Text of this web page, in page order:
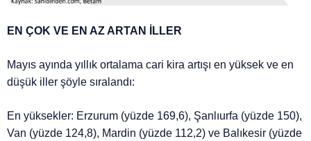
EN ÇOK VE EN AZ ARTAN İLLER
Mayıs ayında yıllık ortalama cari kira artışı en yüksek ve en
düşük iller şöyle sıralandı:
En yüksekler: Erzurum (yüzde 169,6), Şanlıurfa (yüzde 150),
Van (yüzde 124,8), Mardin (yüzde 112,2) ve Balıkesir (yüzde